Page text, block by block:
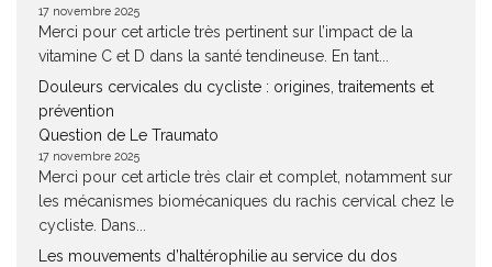
17 novembre 2025
Merci pour cet article très pertinent sur l’impact de la
vitamine C et D dans la santé tendineuse. En tant...
Douleurs cervicales du cycliste : origines, traitements et
prévention
Question de Le Traumato
17 novembre 2025
Merci pour cet article très clair et complet, notamment sur
les mécanismes biomécaniques du rachis cervical chez le
cycliste. Dans...
Les mouvements d’haltérophilie au service du dos